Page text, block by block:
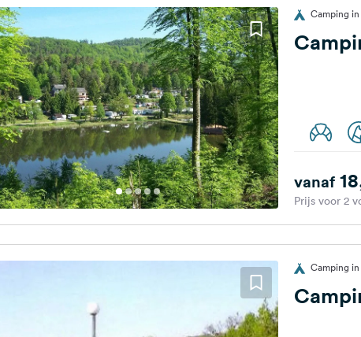
Camping
vanaf
Prijs voor 2
Camping